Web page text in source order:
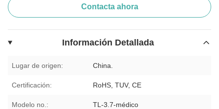
Contacta ahora
Información Detallada
Lugar de origen: China.
Certificación: RoHS, TUV, CE
Modelo no.: TL-3.7-médico